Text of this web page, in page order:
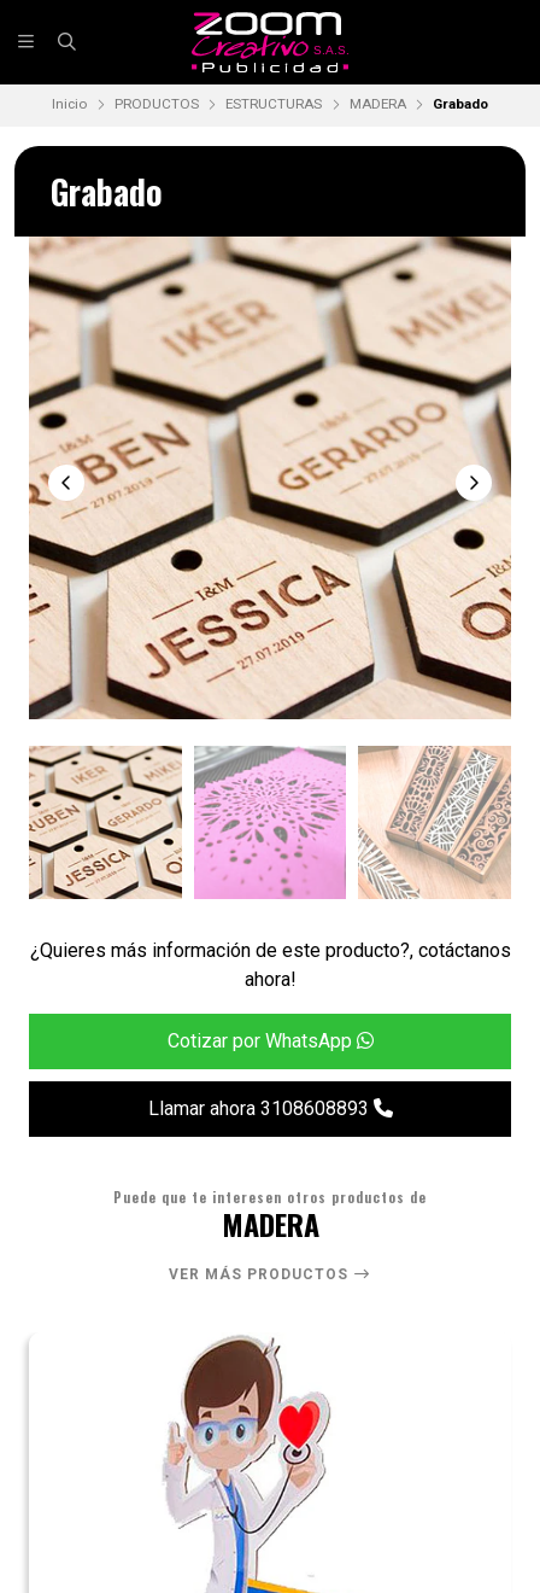
Inicio PRODUCTOS ESTRUCTURAS MADERA Grabado
Grabado
¿Quieres más información de este producto?, cotáctanos
ahora!
Cotizar por WhatsApp
Llamar ahora 3108608893
Puede que te interesen otros productos de
MADERA
VER MÁS PRODUCTOS